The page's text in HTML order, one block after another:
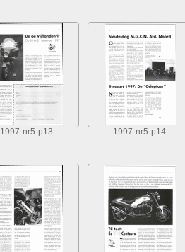
1997-nr5-p13 1997-nr5-p14